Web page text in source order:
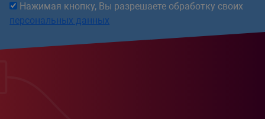
Нажимая кнопку, Вы разрешаете обработку своих
персональных данных